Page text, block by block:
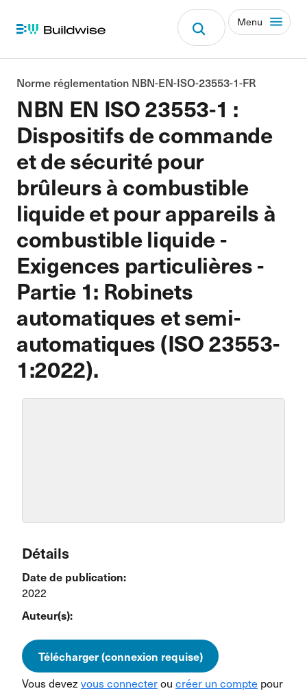
Menu
NBN EN ISO 23553-1 :
Dispositifs de commande
et de sécurité pour
brûleurs à combustible
liquide et pour appareils à
combustible liquide -
Exigences particulières -
Partie 1: Robinets
automatiques et semi-
automatiques (ISO 23553-
1:2022).
Norme réglementation NBN-EN-ISO-23553-1-FR
Détails
Date de publication:
2022
Auteur(s):
Télécharger (connexion requise)
Vous devez vous connecterou créer un compte pour